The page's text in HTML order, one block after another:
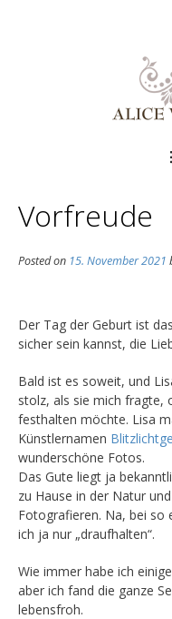
Vorfreude
Posted on 15. November 2021
Der Tag der Geburt ist
sicher sein kannst, die
Bald ist es soweit, und
stolz, als sie mich fragte,
festhalten möchte. Lisa
Künstlernamen
wunderschöne Fotos.
Das Gute liegt ja
zu Hause in der Natur
Fotografieren. Na, bei so
ich ja nur „draufhalten“.
Wie immer habe ich
aber ich fand die ganze
lebensfroh.